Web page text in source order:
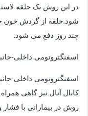
در این روش یک حلقه
شود.حلقه از گردش خون
چند روز دفع می شود.
اسفنگتروتومی داخلی-
اسفنگتروتومی داخلی-
کانال آنال نیز گاهی
روش در بیمارانی با فشار